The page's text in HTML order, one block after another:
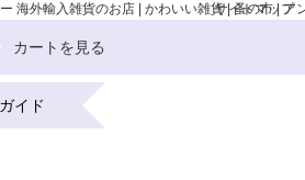
海外輸入雑貨のお店 | かわいい雑貨 | 蚤の市 | ア
サイトマップ
カートを見る
イド